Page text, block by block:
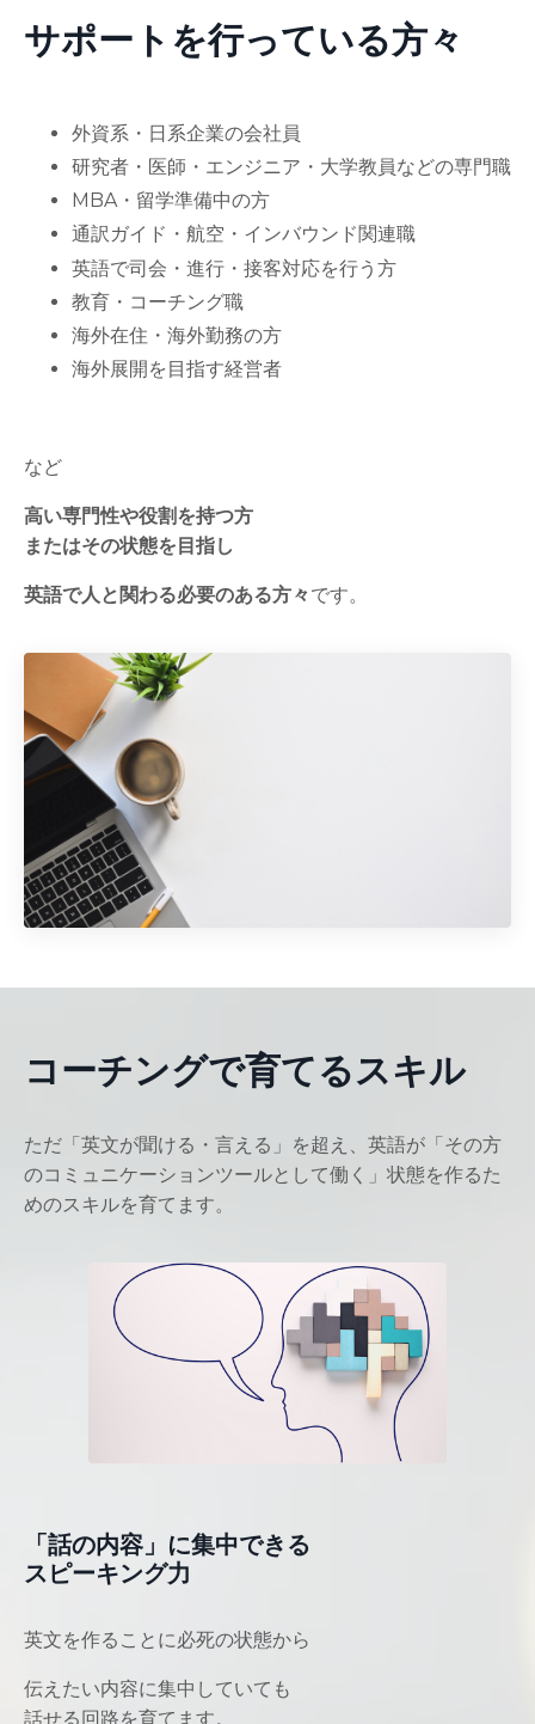
サポートを行っている方々
外資系・日系企業の会社員
研究者・医師・エンジニア・大学教員などの専門職
MBA・留学準備中の方
通訳ガイド・航空・インバウンド関連職
英語で司会・進行・接客対応を行う方
教育・コーチング職
海外在住・海外勤務の方
海外展開を目指す経営者
など
高い専門性や役割を持つ方
またはその状態を目指し
英語で人と関わる必要のある方々です。
コーチングで育てるスキル
ただ「英文が聞ける・言える」を超え、英語が「その方
のコミュニケーションツールとして働く」状態を作るた
めのスキルを育てます。
「話の内容」に集中できる
スピーキング力
英文を作ることに必死の状態から
伝えたい内容に集中していても
話せる回路を育てます。